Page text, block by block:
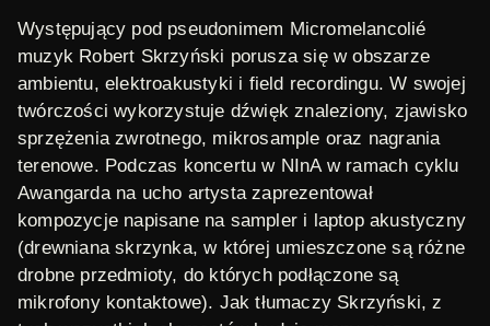
Występujący pod pseudonimem Micromelancolié
muzyk Robert Skrzyński porusza się w obszarze
ambientu, elektroakustyki i field recordingu. W swojej
twórczości wykorzystuje dźwięk znaleziony, zjawisko
sprzężenia zwrotnego, mikrosample oraz nagrania
terenowe. Podczas koncertu w NInA w ramach cyklu
Awangarda na ucho artysta zaprezentował
kompozycje napisane na sampler i laptop akustyczny
(drewniana skrzynka, w której umieszczone są różne
drobne przedmioty, do których podłączone są
mikrofony kontaktowe). Jak tłumaczy Skrzyński, z